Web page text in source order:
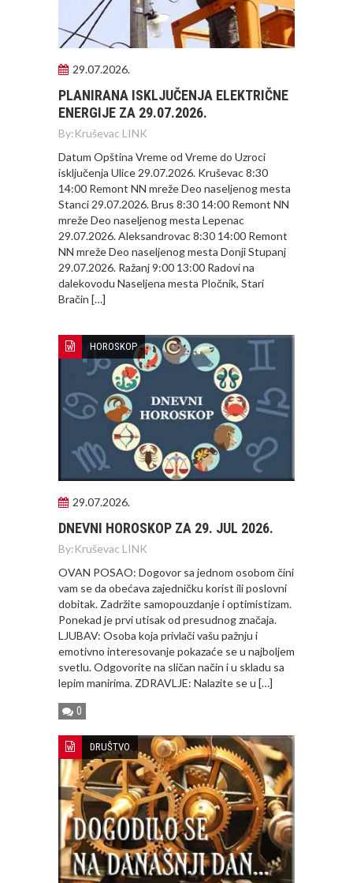
29.07.2026.
PLANIRANA ISKLJUČENJA ELEKTRIČNE
ENERGIJE ZA 29.07.2026.
By:Kruševac LINK
Datum Opština Vreme od Vreme do Uzroci
isključenja Ulice 29.07.2026. Kruševac 8:30
14:00 Remont NN mreže Deo naseljenog mesta
Stanci 29.07.2026. Brus 8:30 14:00 Remont NN
mreže Deo naseljenog mesta Lepenac
29.07.2026. Aleksandrovac 8:30 14:00 Remont
NN mreže Deo naseljenog mesta Donji Stupanj
29.07.2026. Ražanj 9:00 13:00 Radovi na
dalekovodu Naseljena mesta Pločnik, Stari
Bračin […]
HOROSKOP
29.07.2026.
DNEVNI HOROSKOP ZA 29. JUL 2026.
By:Kruševac LINK
OVAN POSAO: Dogovor sa jednom osobom čini
vam se da obećava zajedničku korist ili poslovni
dobitak. Zadržite samopouzdanje i optimistizam.
Ponekad je prvi utisak od presudnog značaja.
LJUBAV: Osoba koja privlači vašu pažnju i
emotivno interesovanje pokazaće se u najboljem
svetlu. Odgovorite na sličan način i u skladu sa
lepim manirima. ZDRAVLJE: Nalazite se u […]
0
DRUŠTVO